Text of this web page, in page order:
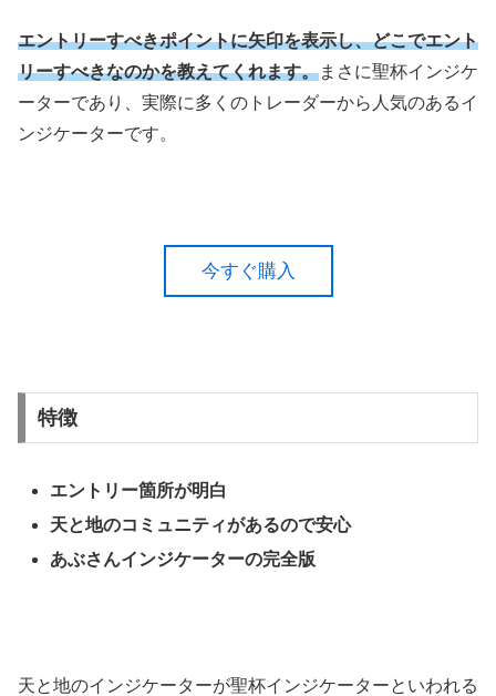
エントリーすべきポイントに矢印を表示し、どこでエント
リーすべきなのかを教えてくれます。まさに聖杯インジケ
ーターであり、実際に多くのトレーダーから人気のあるイ
ンジケーターです。
今すぐ購入
特徴
エントリー箇所が明白
天と地のコミュニティがあるので安心
あぶさんインジケーターの完全版
天と地のインジケーターが聖杯インジケーターといわれる